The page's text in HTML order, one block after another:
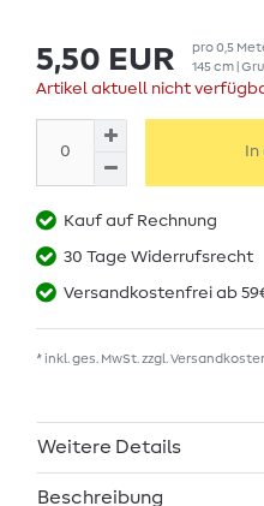
5,50 EUR pro0,5
145 cm |
Artikel aktuell nicht
Kauf auf Rechnung
30 Tage Widerrufsrecht
Versandkostenfrei ab
* inkl. ges. MwSt. zzgl.
Weitere Details
Beschreibung